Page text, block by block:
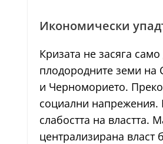
Икономически
Кризата не засяга
плодородните земи на
и Черноморието.
социални напрежения.
слабостта на
централизирана власт